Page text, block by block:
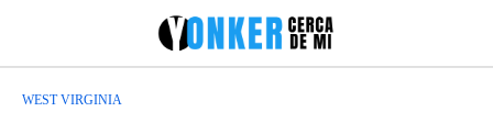
WEST VIRGINIA